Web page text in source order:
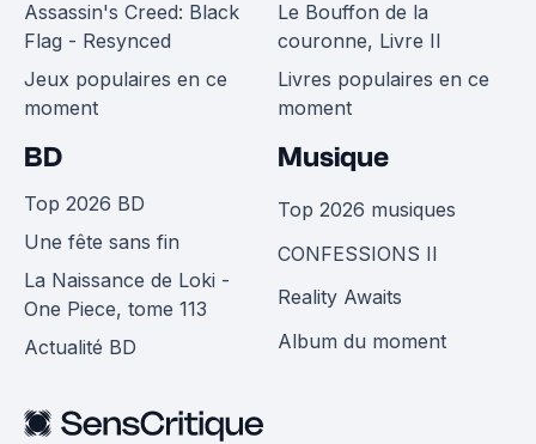
Assassin's Creed: Black
Flag - Resynced
Jeux populaires en ce
moment
Le Bouffon de la
couronne, Livre II
Livres populaires en ce
moment
BD
Top 2026 BD
Une fête sans fin
La Naissance de Loki -
One Piece, tome 113
Actualité BD
Musique
Top 2026 musiques
CONFESSIONS II
Reality Awaits
Album du moment